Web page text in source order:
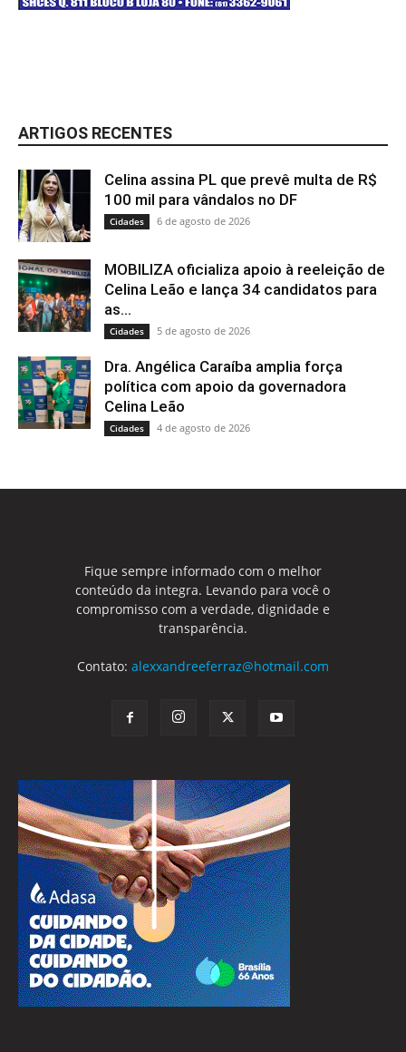
ARTIGOS RECENTES
Celina assina PL que prevê multa de R$
100 mil para vândalos no DF
Cidades 6 de agosto de 2026
MOBILIZA oficializa apoio à reeleição de
Celina Leão e lança 34 candidatos para
as...
Cidades 5 de agosto de 2026
Dra. Angélica Caraíba amplia força
política com apoio da governadora
Celina Leão
Cidades 4 de agosto de 2026
Fique sempre informado com o melhor
conteúdo da integra. Levando para você o
compromisso com a verdade, dignidade e
transparência.
Contato: alexxandreeferraz@hotmail.com